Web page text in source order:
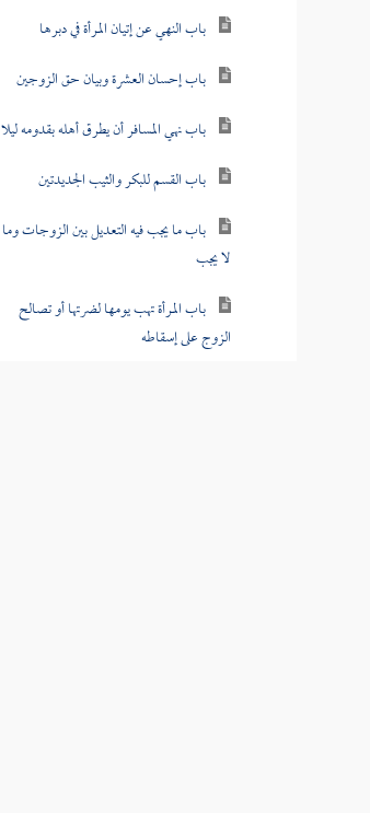
باب النهي عن إتيان المرأة في دبرها
باب إحسان العشرة وبيان حق الزوجين
باب نهي المسافر أن يطرق أهله بقدومه ليلا
باب القسم للبكر والثيب الجديدتين
باب ما يجب فيه التعديل بين الزوجات وما
لا يجب
باب المرأة تهب يومها لضرتها أو تصالح
الزوج على إسقاطه